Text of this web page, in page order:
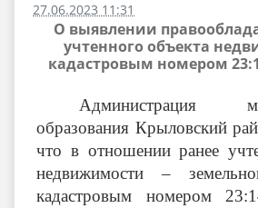
27.06.2023 11:31
О выявлении
учтенного объекта
кадастровым номером
Администрация
образования Крыловский
что в отношении ранее
недвижимости –
кадастровым номером